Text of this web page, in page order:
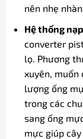
nên nhẹ
Hệ thống
converter
lọ. Phương
xuyên, muốn
lượng ống
trong các
sang ống
mực giúp